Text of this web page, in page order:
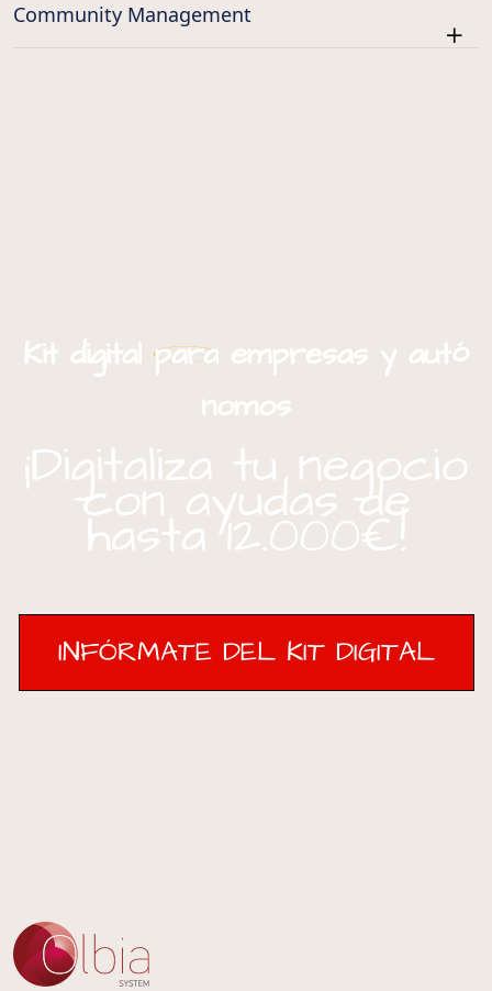
Community Management
Kit digital para empresas y autó
nomos
¡Digitaliza tu negocio
con ayudas de
hasta 12.000€!
INFÓRMATE DEL KIT DIGITAL
INFÓRMATE DEL KIT DIGITAL